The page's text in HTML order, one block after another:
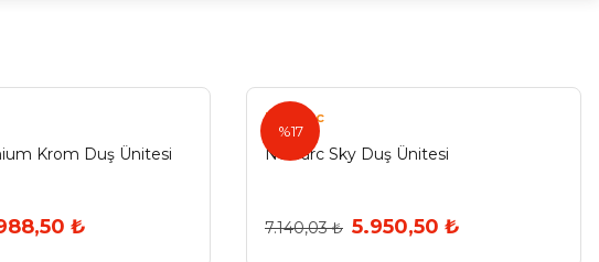
Krom Duş Ünitesi
₺
%17
Newarc
Newarc Sky Duş Ünitesi
7.140,03 ₺ 5.950,50 ₺